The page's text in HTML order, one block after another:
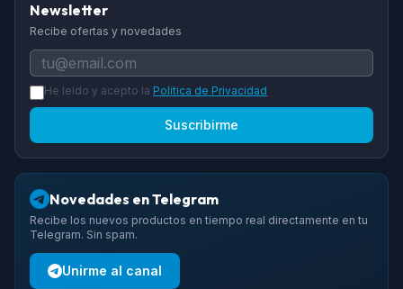
Newsletter
Recibe ofertas y novedades
He leido y acepto la Politica de Privacidad
Suscribirme
Novedades en Telegram
Recibe los nuevos productos en tiempo real directamente en tu
Telegram. Sin spam.
Unirme al canal